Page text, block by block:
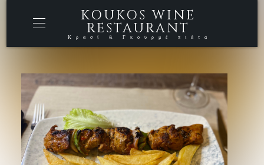
KOUKOS WINE
RESTAURANT
Κρασί & Γκουρμέ πιάτα